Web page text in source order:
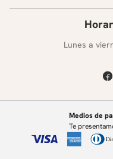
Lunes a
Medios de
Te